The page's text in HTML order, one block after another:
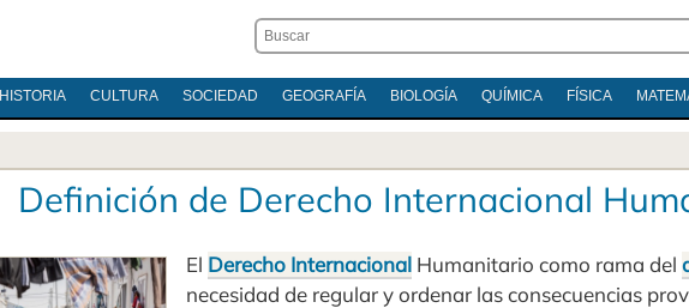
HISTORIA CULTURA SOCIEDAD GEOGRAFÍA BIOLOGÍA QUÍMICA FÍSICA
Definición de Derecho Internacional
El Derecho Internacional Humanitario como rama del
necesidad de regular y ordenar las consecuencias